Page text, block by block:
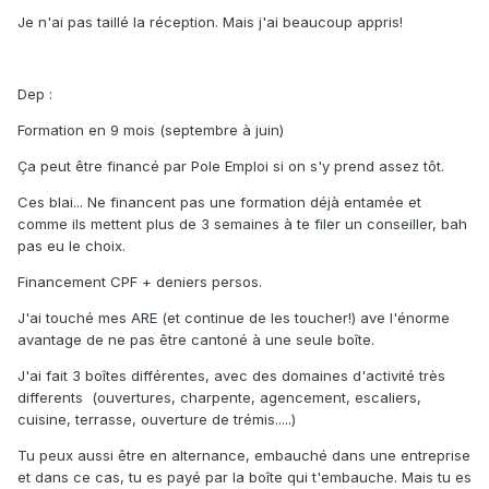
Je n'ai pas taillé la réception. Mais j'ai beaucoup appris!
Dep :
Formation en 9 mois (septembre à juin)
Ça peut être financé par Pole Emploi si on s'y prend assez tôt.
Ces blai... Ne financent pas une formation déjà entamée et
comme ils mettent plus de 3 semaines à te filer un conseiller, bah
pas eu le choix.
Financement CPF + deniers persos.
J'ai touché mes ARE (et continue de les toucher!) ave l'énorme
avantage de ne pas être cantoné à une seule boîte.
J'ai fait 3 boîtes différentes, avec des domaines d'activité très
differents (ouvertures, charpente, agencement, escaliers,
cuisine, terrasse, ouverture de trémis.....)
Tu peux aussi être en alternance, embauché dans une entreprise
et dans ce cas, tu es payé par la boîte qui t'embauche. Mais tu es